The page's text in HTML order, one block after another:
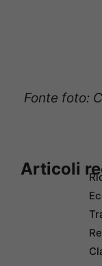
Fonte foto:
Articoli